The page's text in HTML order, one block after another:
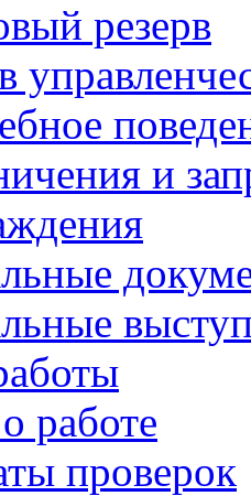
резерв
и
работе
проверок